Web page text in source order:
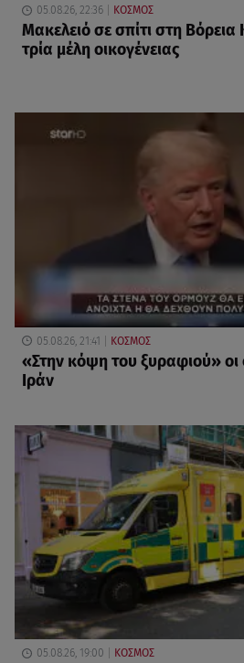
05.08.26, 22:36 ΚΟΣΜΟΣ
Μακελειό σε σπίτι στη
τρία μέλη οικογένειας
05.08.26, 21:41 ΚΟΣΜΟΣ
«Στην κόψη του ξυραφιού» οι
Ιράν
05.08.26, 19:00 ΚΟΣΜΟΣ